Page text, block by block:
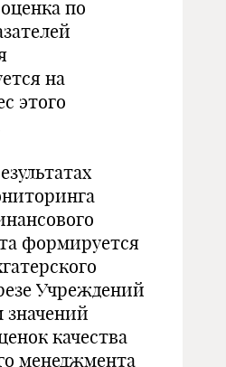
по
на
этого
формируется
Учреждений
значений
качества
менеджмента